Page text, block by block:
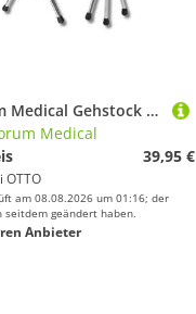
Rehaforum Medical Gehstock Gehstock mit Sitzfläche leichter Sitzstock Aluminium belastbar, 1-tlg., klappbar
Medical
39,95 €
OTTO
am 08.08.2026 um 01:16; der
seitdem geändert haben.
Anbieter